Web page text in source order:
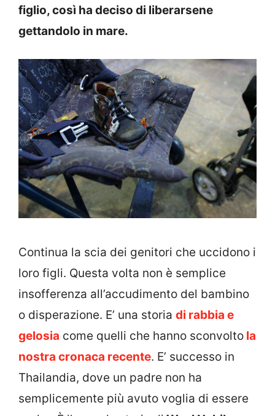
figlio, così ha deciso di liberarsene
gettandolo in mare.
Continua la scia dei genitori che uccidono i
loro figli. Questa volta non è semplice
insofferenza all’accudimento del bambino
o disperazione. E’ una storia di rabbia e
gelosia come quelli che hanno sconvolto la
nostra cronaca recente. E’ successo in
Thailandia, dove un padre non ha
semplicemente più avuto voglia di essere